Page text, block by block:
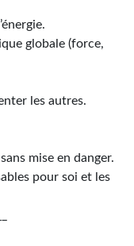
globale (force,
les autres.
mise en danger.
pour soi et les